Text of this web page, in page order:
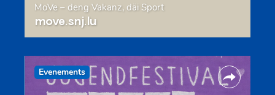
MoVe – deng Vakanz, däi Sport
move.snj.lu
Evenements